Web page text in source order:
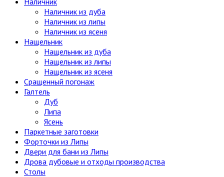
Наличник из дуба
Наличник из липы
Наличник из ясеня
Нащельник
Нащельник из дуба
Нащельник из липы
Нащельник из ясеня
Сращенный погонаж
Галтель
Дуб
Липа
Ясень
Паркетные заготовки
Форточки из Липы
Двери для бани из Липы
Дрова дубовые и отходы производства
Столы